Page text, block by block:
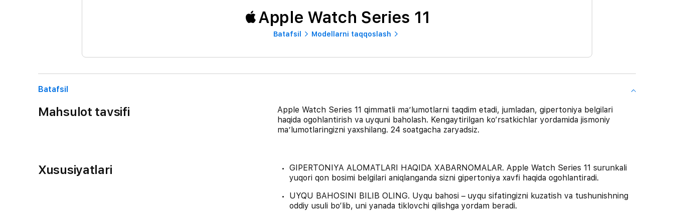
Apple Watch Series 11
Batafsil Modellarni taqqoslash
Batafsil
Mahsulot tavsifi
Apple Watch Series 11 qimmatli ma’lumotlarni taqdim etadi, jumladan, gipertoniya belgilari
haqida ogohlantirish va uyquni baholash. Kengaytirilgan ko‘rsatkichlar yordamida jismoniy
ma’lumotlaringizni yaxshilang. 24 soatgacha zaryadsiz.
Xususiyatlari
GIPERTONIYA ALOMATLARI HAQIDA XABARNOMALAR. Apple Watch Series 11 surunkali
yuqori qon bosimi belgilari aniqlanganda sizni gipertoniya xavfi haqida ogohlantiradi.
UYQU BAHOSINI BILIB OLING. Uyqu bahosi – uyqu sifatingizni kuzatish va tushunishning
oddiy usuli bo‘lib, uni yanada tiklovchi qilishga yordam beradi.